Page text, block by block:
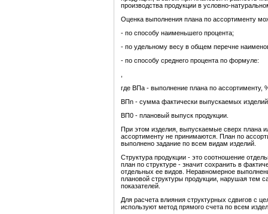
производства продукции в условно-
Оценка выполнения плана по ассортименту
- по способу наименьшего процента;
- по удельному весу в общем перечне
- по способу среднего процента по формуле:
где ВПа - выполнение плана по ассортименту,
ВПn - сумма фактически выпускаемых изделий
ВП0 - плановый выпуск продукции.
При этом изделия, выпускаемые сверх плана
ассортименту не принимаются. План по
выполнено задание по всем видам изделий.
Структура продукции - это соотношение
план по структуре - значит сохранить в
отдельных ее видов. Неравномерное
плановой структуры продукции, нарушая тем
показателей.
Для расчета влияния структурных сдвигов с
используют метод прямого счета по всем